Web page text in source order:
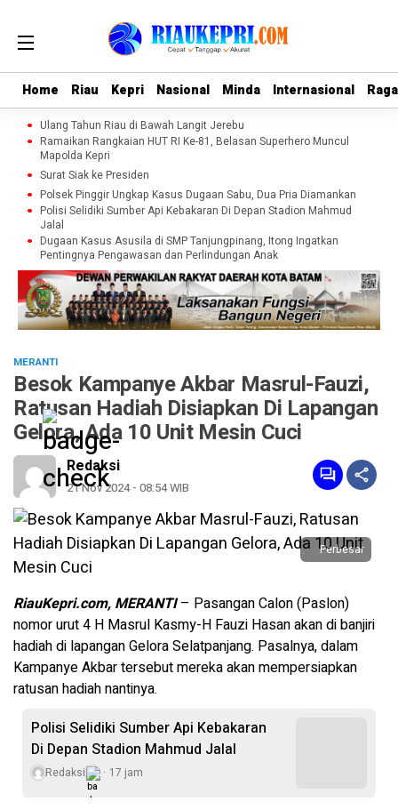
Home Riau Kepri Nasional Minda Internasional
Home Riau Kepri Nasional Minda Internasional
Ulang Tahun Riau di Bawah Langit Jerebu
Ramaikan Rangkaian HUT RI Ke-81, Belasan Superhero Muncul
Mapolda Kepri
Surat Siak ke Presiden
Polsek Pinggir Ungkap Kasus Dugaan Sabu, Dua Pria Diamankan
Polisi Selidiki Sumber Api Kebakaran Di Depan Stadion Mahmud
Jalal
Dugaan Kasus Asusila di SMP Tanjungpinang, Itong Ingatkan
Pentingnya Pengawasan dan Perlindungan Anak
MERANTI
Besok Kampanye Akbar Masrul-Fauzi,
Ratusan Hadiah Disiapkan Di Lapangan
Gelora, Ada 10 Unit Mesin Cuci
Redaksi
21 Nov 2024 - 08:54 WIB
Perbesar
RiauKepri.com, MERANTI– Pasangan Calon (Paslon)
nomor urut 4 H Masrul Kasmy-H Fauzi Hasan akan di banjiri
hadiah di lapangan Gelora Selatpanjang. Pasalnya, dalam
Kampanye Akbar tersebut mereka akan mempersiapkan
ratusan hadiah nantinya.
Polisi Selidiki Sumber Api Kebakaran
Di Depan Stadion Mahmud Jalal
Redaksi 17 jam